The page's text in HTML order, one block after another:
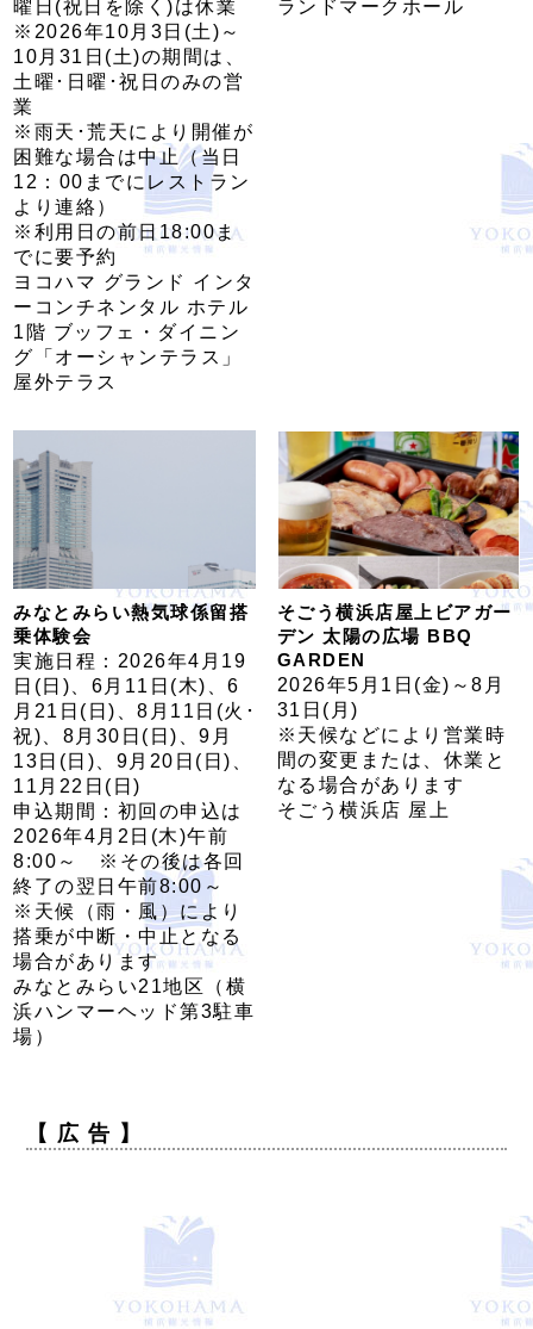
曜日(祝日を除く)は休業
※2026年10月3日(土)～
10月31日(土)の期間は、
土曜･日曜･祝日のみの営
業
※雨天･荒天により開催が
困難な場合は中止（当日
12：00までにレストラン
より連絡）
※利用日の前日18:00ま
でに要予約
ヨコハマ グランド インタ
ーコンチネンタル ホテル
1階 ブッフェ・ダイニン
グ「オーシャンテラス」
屋外テラス
ランドマークホール
みなとみらい熱気球係留搭
乗体験会
実施日程：2026年4月19
日(日)、6月11日(木)、6
月21日(日)、8月11日(火･
祝)、8月30日(日)、9月
13日(日)、9月20日(日)、
11月22日(日)
申込期間：初回の申込は
2026年4月2日(木)午前
8:00～ ※その後は各回
終了の翌日午前8:00～
※天候（雨・風）により
搭乗が中断・中止となる
場合があります
みなとみらい21地区（横
浜ハンマーヘッド第3駐車
場）
そごう横浜店屋上ビアガー
デン 太陽の広場 BBQ
GARDEN
2026年5月1日(金)～8月
31日(月)
※天候などにより営業時
間の変更または、休業と
なる場合があります
そごう横浜店 屋上
【 広 告 】